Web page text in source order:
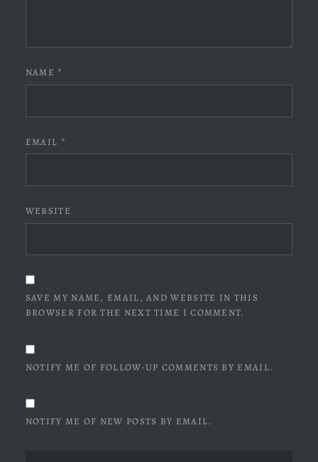
NAME *
EMAIL *
WEBSITE
SAVE MY NAME, EMAIL, AND WEBSITE IN THIS
BROWSER FOR THE NEXT TIME I COMMENT.
NOTIFY ME OF FOLLOW-UP COMMENTS BY EMAIL.
NOTIFY ME OF NEW POSTS BY EMAIL.